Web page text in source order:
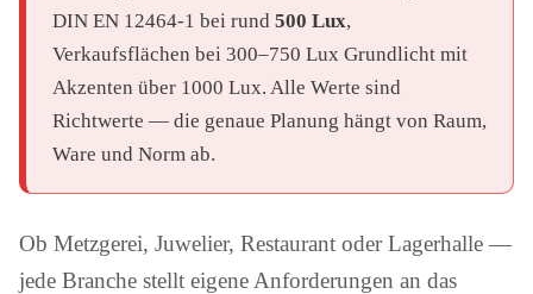
DIN EN 12464-1 bei rund 500 Lux,
Verkaufsflächen bei 300–750 Lux Grundlicht mit
Akzenten über 1000 Lux. Alle Werte sind
Richtwerte — die genaue Planung hängt von Raum,
Ware und Norm ab.
Ob Metzgerei, Juwelier, Restaurant oder Lagerhalle —
jede Branche stellt eigene Anforderungen an das